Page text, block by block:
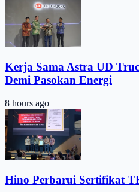
Kerja Sama Astra UD
Demi Pasokan Energi
8 hours ago
Hino Perbarui Sertifikat